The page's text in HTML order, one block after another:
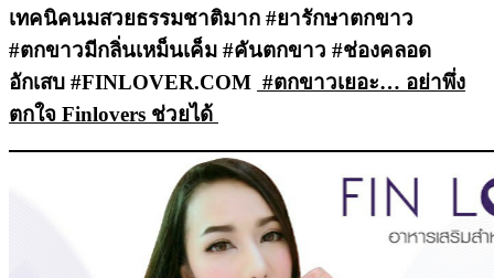
เทคนิคนมสวยธรรมชาติมาก #ยารักษาตกขาว
#ตกขาวมีกลิ่นเหม็นเค็ม #คันตกขาว #ช่องคลอด
อักเสบ #FINLOVER.COM #ตกขาวเยอะ… อย่าพึ่ง
ตกใจ Finlovers ช่วยได้